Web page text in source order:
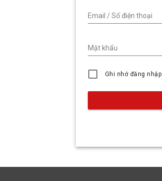
Email / Số điện thoại
Mật khẩu
Ghi nhớ đăng nhập